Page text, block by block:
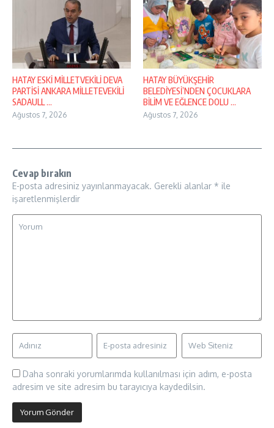
HATAY ESKİ MİLLETVEKİLİ DEVA
PARTİSİ ANKARA MİLLETEVEKİLİ
SADAULL ...
Ağustos 7, 2026
HATAY BÜYÜKŞEHİR
BELEDİYESİ’NDEN ÇOCUKLARA
BİLİM VE EĞLENCE DOLU ...
Ağustos 7, 2026
Cevap bırakın
E-posta adresiniz yayınlanmayacak. Gerekli alanlar * ile
işaretlenmişlerdir
Daha sonraki yorumlarımda kullanılması için adım, e-posta
adresim ve site adresim bu tarayıcıya kaydedilsin.